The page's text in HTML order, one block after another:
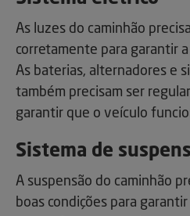
As luzes do caminhão
corretamente para garantir
As baterias, alternadores e
também precisam ser
garantir que o veículo
Sistema de
A suspensão do caminhão
boas condições para